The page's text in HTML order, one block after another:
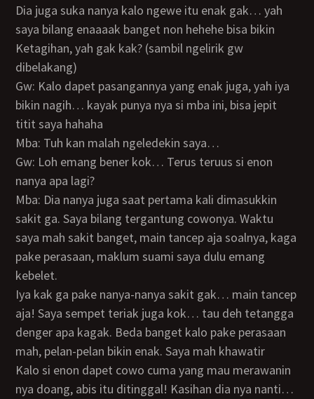
Dia juga suka nanya kalo ngewe itu enak gak… yah
saya bilang enaaaak banget non hehehe bisa bikin
ketagihan, yah gak kak? (sambil ngelirik gw
dibelakang)
Gw: Kalo dapet pasangannya yang enak juga, yah iya
bikin nagih… kayak punya nya si mba ini, bisa jepit
titit saya hahaha
Mba: Tuh kan malah ngeledekin saya…
Gw: Loh emang bener kok… Terus teruus si enon
nanya apa lagi?
Mba: Dia nanya juga saat pertama kali dimasukkin
sakit ga. Saya bilang tergantung cowonya. Waktu
saya mah sakit banget, main tancep aja soalnya, kaga
pake perasaan, maklum suami saya dulu emang
kebelet.
Iya kak ga pake nanya-nanya sakit gak… main tancep
aja! Saya sempet teriak juga kok… tau deh tetangga
denger apa kagak. Beda banget kalo pake perasaan
mah, pelan-pelan bikin enak. Saya mah khawatir
kalo si enon dapet cowo cuma yang mau merawanin
nya doang, abis itu ditinggal! Kasihan dia nya nanti…